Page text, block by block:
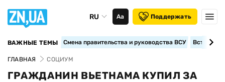
RU Аа Поддержать
ВАЖНЫЕ ТЕМЫ Смена правительства и руководства ВСУ
ГЛАВНАЯ СОЦИУМ
ГРАЖДАНИН ВЬЕТНАМА КУПИЛ ЗА